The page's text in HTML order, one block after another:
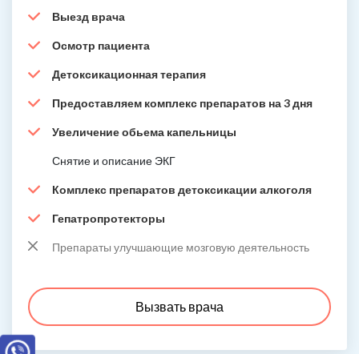
Выезд врача
Осмотр пациента
Детоксикационная терапия
Предоставляем комплекс препаратов на 3 дня
Увеличение обьема капельницы
Снятие и описание ЭКГ
Комплекс препаратов детоксикации алкоголя
Гепатропротекторы
Препараты улучшающие мозговую деятельность
Вызвать врача